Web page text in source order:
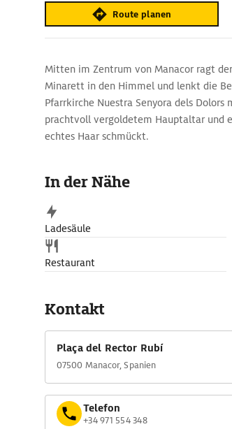
Route planen
Mitten im Zentrum von Manacor ragt
Minarett in den Himmel und lenkt die
Pfarrkirche Nuestra Senyora dels
prachtvoll vergoldetem Hauptaltar und
echtes Haar schmückt.
In der Nähe
Ladesäule
Restaurant
Kontakt
Plaça del Rector Rubí
07500 Manacor, Spanien
Telefon
+34 971 554 348